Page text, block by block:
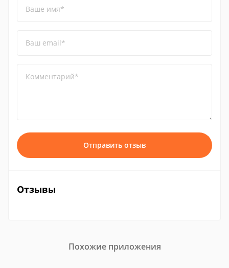
Ваше имя*
Ваш email*
Комментарий*
Отправить отзыв
Отзывы
Похожие приложения